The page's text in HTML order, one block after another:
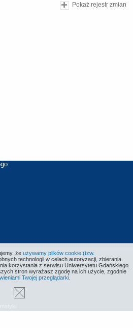
Pokaż rejestr zmian
że używamy plików cookie (tzw.
technologii w celach autoryzacji, zbierania
korzystania z serwisu Uniwersytetu Gdańskiego.
stron wyrażasz zgodę na ich użycie, zgodnie
Twojej przeglądarki